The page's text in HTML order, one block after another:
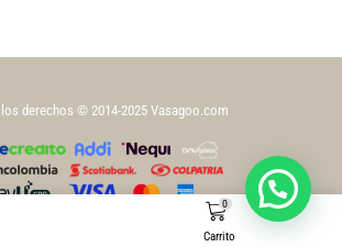
derechos © 2014-2025 Vasagoo.com
0
Carrito